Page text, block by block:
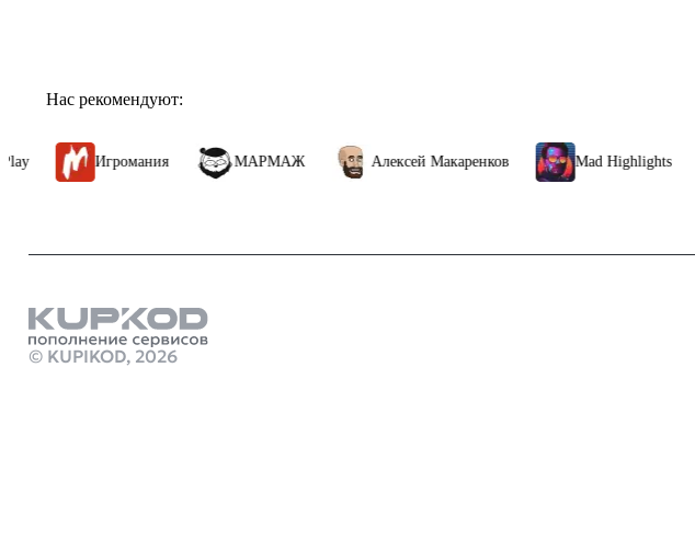
Прогрессивные испытания
Захватывающая история
: Исследуйте и решайте головоломки на 50 разных уровнях,
Нас рекомендуют:
Игромания МАРМАЖ Алексей Макаренков Mad Highlights Di
© KUPIKOD, 2026